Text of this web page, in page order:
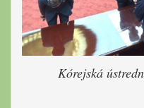
Kórejská